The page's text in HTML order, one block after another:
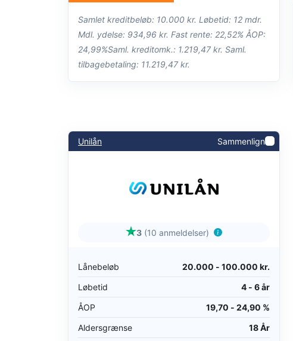
Samlet kreditbeløb: 10.000 kr. Løbetid: 12 mdr.
Mdl. ydelse: 934,96 kr. Fast rente: 22,52% ÅOP:
24,99%Saml. kreditomk.: 1.219,47 kr. Saml.
tilbagebetaling: 11.219,47 kr.
Unilån Sammenlign
3 (10 anmeldelser)
Lånebeløb
20.000 - 100.000 kr.
Løbetid
4 - 6 år
ÅOP
19,70 - 24,90 %
Aldersgrænse
18 År